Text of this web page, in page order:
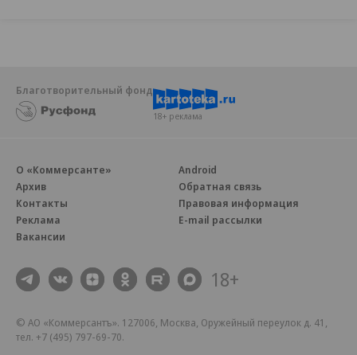
Благотворительный фонд
18+ реклама
О «Коммерсанте»
Архив
Контакты
Реклама
Вакансии
Android
Обратная связь
Правовая информация
E-mail рассылки
18+
© АО «Коммерсантъ». 127006, Москва, Оружейный переулок д. 41,
тел. +7 (495) 797-69-70.